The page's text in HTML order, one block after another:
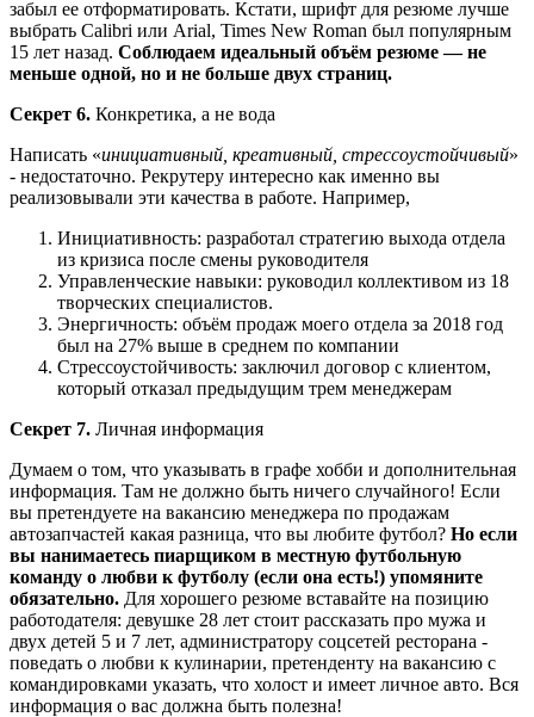
забыл ее отформатировать. Кстати, шрифт для резюме лучше
выбрать Calibri или Arial, Times New Roman был популярным
15 лет назад. Соблюдаем идеальный объём резюме — не
меньше одной, но и не больше двух страниц.
Секрет 6. Конкретика, а не вода
Написать «инициативный, креативный, стрессоустойчивый»
- недостаточно. Рекрутеру интересно как именно вы
реализовывали эти качества в работе. Например,
Инициативность: разработал стратегию выхода отдела
из кризиса после смены руководителя
Управленческие навыки: руководил коллективом из 18
творческих специалистов.
Энергичность: объём продаж моего отдела за 2018 год
был на 27% выше в среднем по компании
Стрессоустойчивость: заключил договор с клиентом,
который отказал предыдущим трем менеджерам
Секрет 7. Личная информация
Думаем о том, что указывать в графе хобби и дополнительная
информация. Там не должно быть ничего случайного! Если
вы претендуете на вакансию менеджера по продажам
автозапчастей какая разница, что вы любите футбол? Но если
вы нанимаетесь пиарщиком в местную футбольную
команду о любви к футболу (если она есть!) упомяните
обязательно. Для хорошего резюме вставайте на позицию
работодателя: девушке 28 лет стоит рассказать про мужа и
двух детей 5 и 7 лет, администратору соцсетей ресторана -
поведать о любви к кулинарии, претенденту на вакансию с
командировками указать, что холост и имеет личное авто. Вся
информация о вас должна быть полезна!